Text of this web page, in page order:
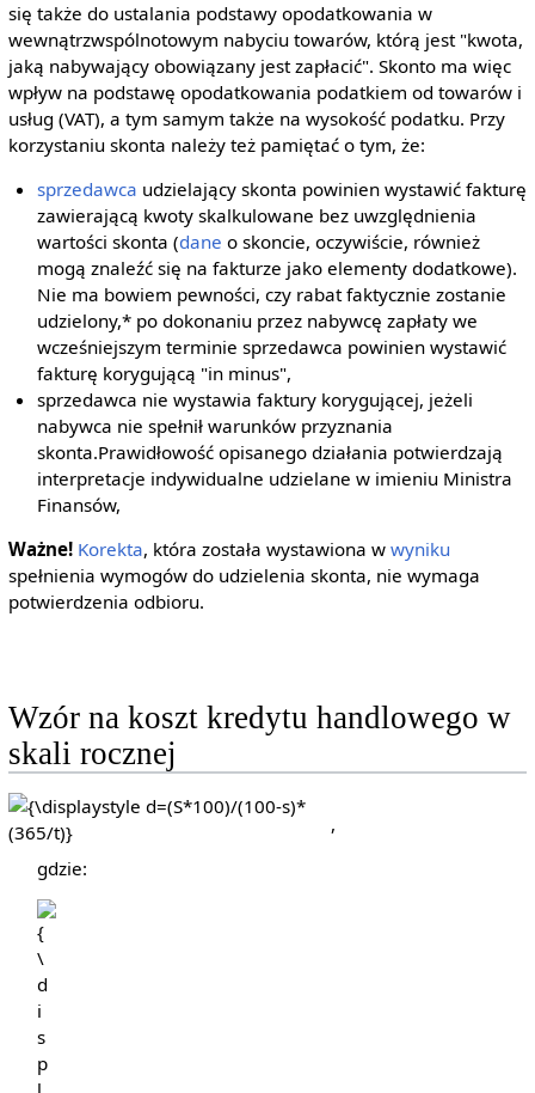
się także do ustalania podstawy opodatkowania w
wewnątrzwspólnotowym nabyciu towarów, którą jest "kwota,
jaką nabywający obowiązany jest zapłacić". Skonto ma więc
wpływ na podstawę opodatkowania podatkiem od towarów i
usług (VAT), a tym samym także na wysokość podatku. Przy
korzystaniu skonta należy też pamiętać o tym, że:
sprzedawca udzielający skonta powinien wystawić fakturę
zawierającą kwoty skalkulowane bez uwzględnienia
wartości skonta (dane o skoncie, oczywiście, również
mogą znaleźć się na fakturze jako elementy dodatkowe).
Nie ma bowiem pewności, czy rabat faktycznie zostanie
udzielony,* po dokonaniu przez nabywcę zapłaty we
wcześniejszym terminie sprzedawca powinien wystawić
fakturę korygującą "in minus",
sprzedawca nie wystawia faktury korygującej, jeżeli
nabywca nie spełnił warunków przyznania
skonta.Prawidłowość opisanego działania potwierdzają
interpretacje indywidualne udzielane w imieniu Ministra
Finansów,
Ważne! Korekta, która została wystawiona w wyniku
spełnienia wymogów do udzielenia skonta, nie wymaga
potwierdzenia odbioru.
Wzór na koszt kredytu handlowego w
skali rocznej
{\displaystyle
d=
(S*100)/(100-
s)*(365/t)}
,
gdzie:
{\displaystyle
d}